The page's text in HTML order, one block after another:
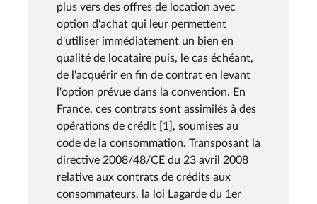
plus vers des offres de location avec
option d'achat qui leur permettent
d'utiliser immédiatement un bien en
qualité de locataire puis, le cas échéant,
de l'acquérir en fin de contrat en levant
l'option prévue dans la convention. En
France, ces contrats sont assimilés à des
opérations de crédit [1], soumises au
code de la consommation. Transposant la
directive 2008/48/CE du 23 avril 2008
relative aux contrats de crédits aux
consommateurs, la loi Lagarde du 1er